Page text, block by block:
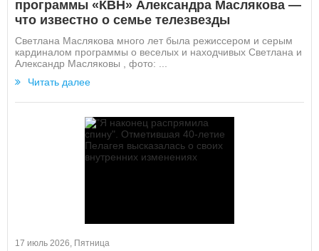
программы «КВН» Александра Маслякова —
что известно о семье телезвезды
Светлана Маслякова много лет была режиссером и серым
кардиналом программы о веселых и находчивых Светлана и
Александр Масляковы , фото: ...
Читать далее
17 июль 2026, Пятница